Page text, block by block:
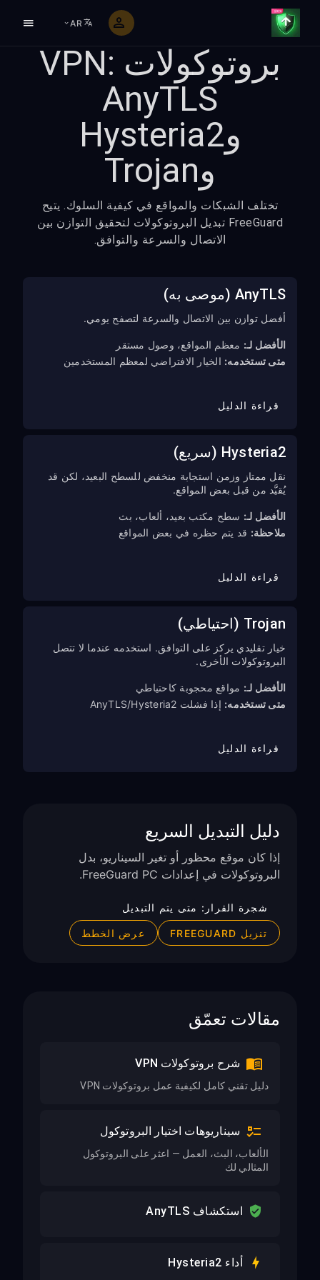
AR
بروتوكولات VPN:
AnyTLS
وHysteria2
وTrojan
تختلف الشبكات والمواقع في كيفية السلوك. يتيح
FreeGuard تبديل البروتوكولات لتحقيق التوازن بين
الاتصال والسرعة والتوافق.
AnyTLS (موصى به)
أفضل توازن بين الاتصال والسرعة لتصفح يومي.
الأفضل لـ: معظم المواقع، وصول مستقر
متى تستخدمه: الخيار الافتراضي لمعظم المستخدمين
قراءة الدليل
Hysteria2 (سريع)
نقل ممتاز وزمن استجابة منخفض للسطح البعيد، لكن قد
يُقيَّد من قبل بعض المواقع.
الأفضل لـ: سطح مكتب بعيد، ألعاب، بث
ملاحظة: قد يتم حظره في بعض المواقع
قراءة الدليل
Trojan (احتياطي)
خيار تقليدي يركز على التوافق. استخدمه عندما لا تتصل
البروتوكولات الأخرى.
الأفضل لـ: مواقع محجوبة كاحتياطي
متى تستخدمه: إذا فشلت AnyTLS/Hysteria2
قراءة الدليل
دليل التبديل السريع
إذا كان موقع محظور أو تغير السيناريو، بدل
البروتوكولات في إعدادات FreeGuard PC.
شجرة القرار: متى يتم التبديل
تنزيل FREEGUARD عرض الخطط
مقالات تعمّق
شرح بروتوكولات VPN
دليل تقني كامل لكيفية عمل بروتوكولات VPN
سيناريوهات اختيار البروتوكول
الألعاب، البث، العمل — اعثر على البروتوكول
المثالي لك
استكشاف AnyTLS
أداء Hysteria2